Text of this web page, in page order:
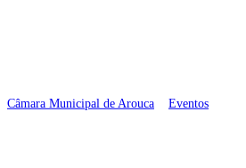
Câmara Municipal de Arouca Eventos